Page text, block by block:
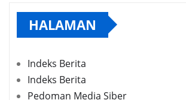
HALAMAN
Indeks Berita
Indeks Berita
Pedoman Media Siber